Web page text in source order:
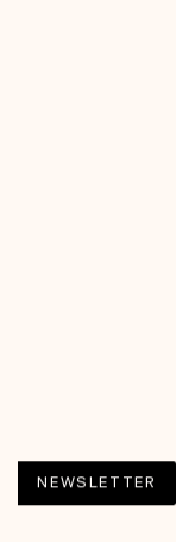
NEWSLETTER